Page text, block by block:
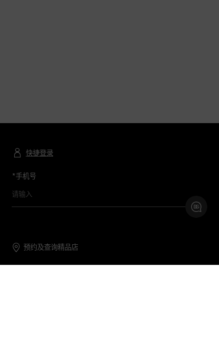
快捷登录
*手机号
预约及查询精品店